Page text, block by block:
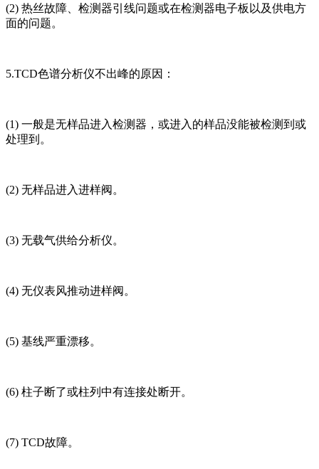
(2) 热丝故障、检测器引线问题或在检测器电子板以及供电方
面的问题。
5.TCD色谱分析仪不出峰的原因：
(1) 一般是无样品进入检测器，或进入的样品没能被检测到或
处理到。
(2) 无样品进入进样阀。
(3) 无载气供给分析仪。
(4) 无仪表风推动进样阀。
(5) 基线严重漂移。
(6) 柱子断了或柱列中有连接处断开。
(7) TCD故障。